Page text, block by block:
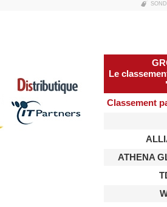
gratuite
Le
Classement
ATHENA